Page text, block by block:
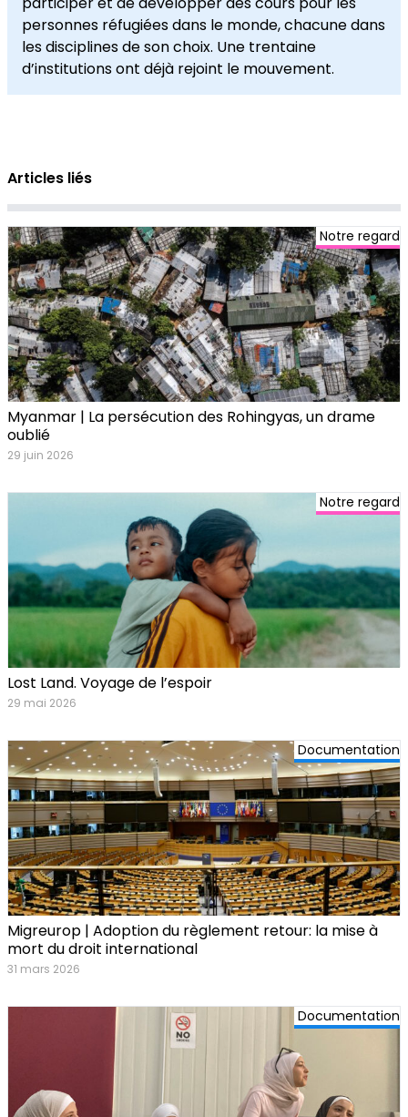
personnes réfugiées dans le monde, chacune dans
les disciplines de son choix. Une trentaine
d’institutions ont déjà rejoint le mouvement.
Articles liés
Notre regard
Myanmar | La persécution des Rohingyas, un drame
oublié
29 juin 2026
Notre regard
Lost Land. Voyage de l’espoir
29 mai 2026
Documentation
Migreurop | Adoption du règlement retour: la mise à
mort du droit international
31 mars 2026
Documentation